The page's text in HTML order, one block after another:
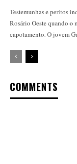
Testemunhas e peritos
Rosário Oeste quando o
capotamento. O jovem
COMMENTS